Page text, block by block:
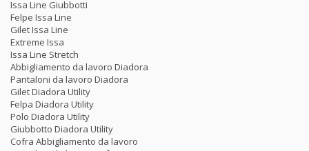
Issa Line Giubbotti
Felpe Issa Line
Gilet Issa Line
Extreme Issa
Issa Line Stretch
Abbigliamento da lavoro Diadora
Pantaloni da lavoro Diadora
Gilet Diadora Utility
Felpa Diadora Utility
Polo Diadora Utility
Giubbotto Diadora Utility
Cofra Abbigliamento da lavoro